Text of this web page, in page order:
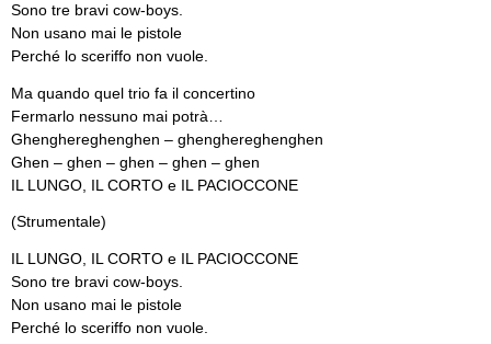
Sono tre bravi cow-boys.
Non usano mai le pistole
Perché lo sceriffo non vuole.
Ma quando quel trio fa il concertino
Fermarlo nessuno mai potrà…
Ghenghereghenghen – ghenghereghenghen
Ghen – ghen – ghen – ghen – ghen
IL LUNGO, IL CORTO e IL PACIOCCONE
(Strumentale)
IL LUNGO, IL CORTO e IL PACIOCCONE
Sono tre bravi cow-boys.
Non usano mai le pistole
Perché lo sceriffo non vuole.